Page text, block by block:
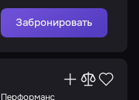
черту морали, и
узнайте ее секреты
Забронировать
Перформанс